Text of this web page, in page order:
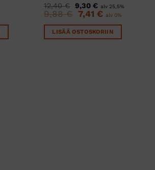
12,40€
Alkuperäinen
hinta
oli:
12,40 €.
9,30 €Nykyinen
hinta
on:
9,30 €.
alv 25,5%
9,88€
Alkuperäinen
hinta
oli:
9,88 €.
7,41 €Nykyinen
on:
7,41 €.
alv 0%
LISÄÄ OSTOSKORIIN